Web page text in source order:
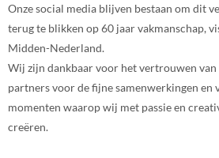
Onze social media blijven bestaan om dit
terug te blikken op 60 jaar vakmanschap,
Midden-Nederland.
Wij zijn dankbaar voor het vertrouwen van
partners voor de fijne samenwerkingen en
momenten waarop wij met passie en
creëren.